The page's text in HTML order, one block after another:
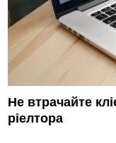
Не втрачайте
ріелтора